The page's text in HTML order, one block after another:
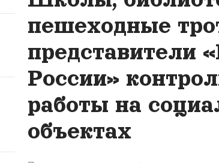
пешеходные
представители
России»
работы на
объектах